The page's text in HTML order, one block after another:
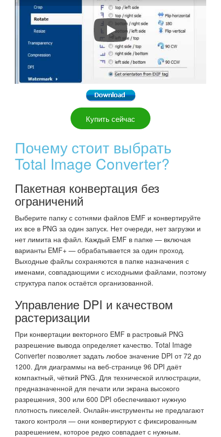
How to convert images with Total
Купить сейчас
Почему стоит выбрать
Total Image Converter?
Пакетная конвертация без
ограничений
Выберите папку с сотнями файлов EMF и конвертируйте
их все в PNG за один запуск. Нет очереди, нет загрузки и
нет лимита на файл. Каждый EMF в папке — включая
варианты EMF+ — обрабатывается за один проход.
Выходные файлы сохраняются в папке назначения с
именами, совпадающими с исходными файлами, поэтому
структура папок остаётся организованной.
Управление DPI и качеством
растеризации
При конвертации векторного EMF в растровый PNG
разрешение вывода определяет качество. Total Image
Converter позволяет задать любое значение DPI от 72 до
1200. Для диаграммы на веб-странице 96 DPI даёт
компактный, чёткий PNG. Для технической иллюстрации,
предназначенной для печати или экрана высокого
разрешения, 300 или 600 DPI обеспечивают нужную
плотность пикселей. Онлайн-инструменты не предлагают
такого контроля — они конвертируют с фиксированным
разрешением, которое редко совпадает с нужным.